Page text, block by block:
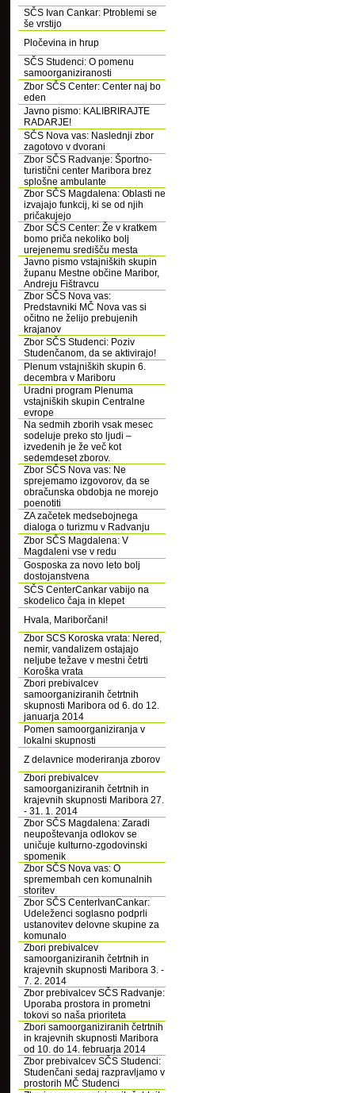
SČS Ivan Cankar: Ptroblemi se
še vrstijo
Pločevina in hrup
SČS Studenci: O pomenu
samoorganiziranosti
Zbor SČS Center: Center naj bo
eden
Javno pismo: KALIBRIRAJTE
RADARJE!
SČS Nova vas: Naslednji zbor
zagotovo v dvorani
Zbor SČS Radvanje: Športno-
turistični center Maribora brez
splošne ambulante
Zbor SČS Magdalena: Oblasti ne
izvajajo funkcij, ki se od njih
pričakujejo
Zbor SČS Center: Že v kratkem
bomo priča nekoliko bolj
urejenemu središču mesta
Javno pismo vstajniških skupin
županu Mestne občine Maribor,
Andreju Fištravcu
Zbor SČS Nova vas:
Predstavniki MČ Nova vas si
očitno ne želijo prebujenih
krajanov
Zbor SČS Studenci: Poziv
Studenčanom, da se aktivirajo!
Plenum vstajniških skupin 6.
decembra v Mariboru
Uradni program Plenuma
vstajniških skupin Centralne
evrope
Na sedmih zborih vsak mesec
sodeluje preko sto ljudi –
izvedenih je že več kot
sedemdeset zborov.
Zbor SČS Nova vas: Ne
sprejemamo izgovorov, da se
obračunska obdobja ne morejo
poenotiti
ZA začetek medsebojnega
dialoga o turizmu v Radvanju
Zbor SČS Magdalena: V
Magdaleni vse v redu
Gosposka za novo leto bolj
dostojanstvena
SČS CenterCankar vabijo na
skodelico čaja in klepet
Hvala, Mariborčani!
Zbor SCS Koroska vrata: Nered,
nemir, vandalizem ostajajo
neljube težave v mestni četrti
Koroška vrata
Zbori prebivalcev
samoorganiziranih četrtnih
skupnosti Maribora od 6. do 12.
januarja 2014
Pomen samoorganiziranja v
lokalni skupnosti
Z delavnice moderiranja zborov
Zbori prebivalcev
samoorganiziranih četrtnih in
krajevnih skupnosti Maribora 27.
- 31. 1. 2014
Zbor SČS Magdalena: Zaradi
neupoštevanja odlokov se
uničuje kulturno-zgodovinski
spomenik
Zbor SČS Nova vas: O
spremembah cen komunalnih
storitev
Zbor SČS CenterIvanCankar:
Udeleženci soglasno podprli
ustanovitev delovne skupine za
komunalo
Zbori prebivalcev
samoorganiziranih četrtnih in
krajevnih skupnosti Maribora 3. -
7. 2. 2014
Zbor prebivalcev SČS Radvanje:
Uporaba prostora in prometni
tokovi so naša prioriteta
Zbori samoorganiziranih četrtnih
in krajevnih skupnosti Maribora
od 10. do 14. februarja 2014
Zbor prebivalcev SČS Studenci:
Studenčani sedaj razpravljamo v
prostorih MČ Studenci